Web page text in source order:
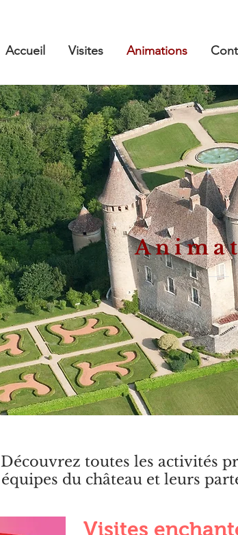
Accueil Visites Animations
Découvrez toutes les activités
équipes du château et leurs
Visites